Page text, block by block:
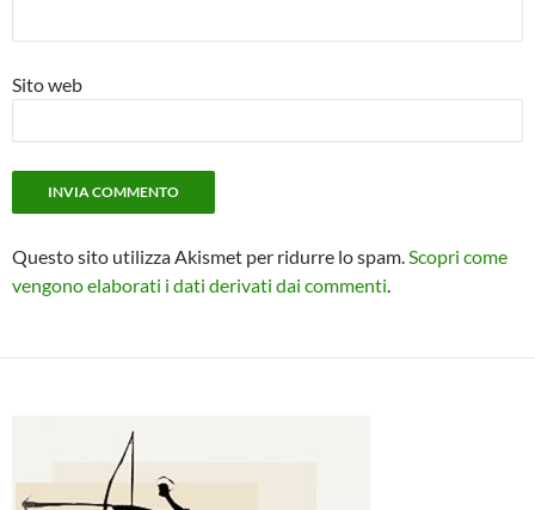
Sito web
Questo sito utilizza Akismet per ridurre lo spam. Scopri come
vengono elaborati i dati derivati dai commenti